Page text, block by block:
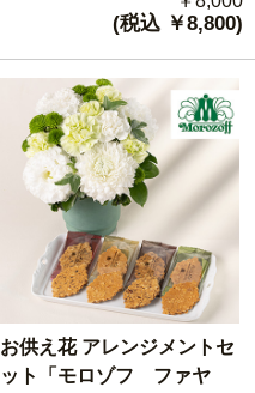
(税込 ￥8,800)
お供え花 アレンジメントセ
ット「モロゾフ ファヤ